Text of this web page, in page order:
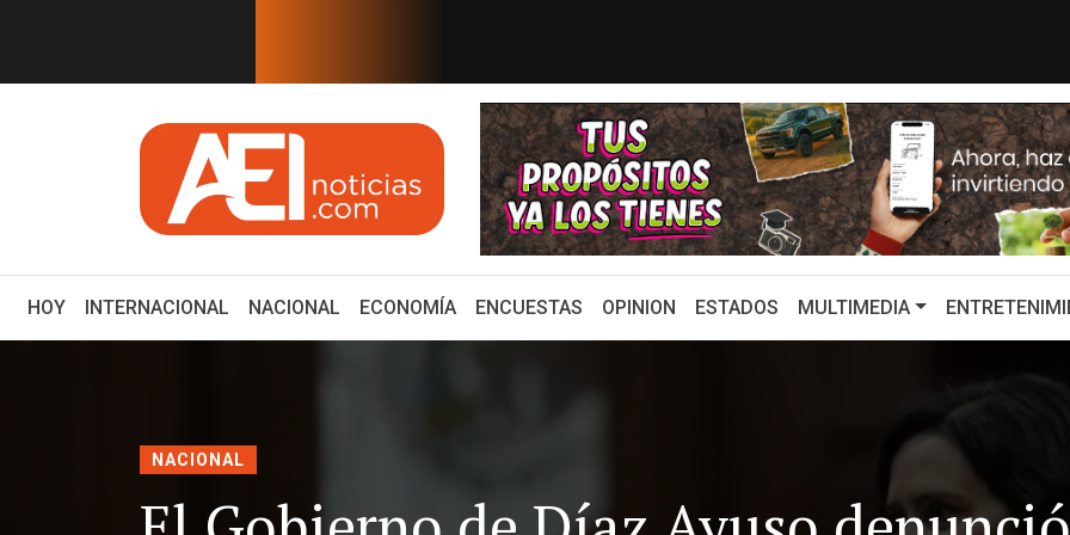
EN TIEMPO REAL
LOS GRANDES DESTINOS TURÍS...Con emotivo mensaje, conductor anuncia su salida tra...
HOY(CURRENT)
INTERNACIONAL NACIONAL ECONOMÍA ENCUESTAS OPINION ESTADOS MULTIMEDIA
NACIONAL